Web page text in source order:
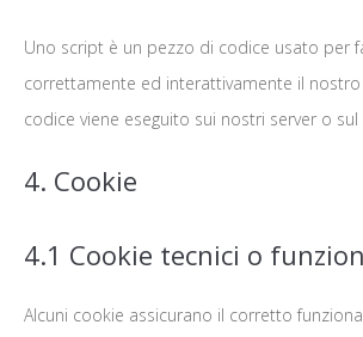
Uno script è un pezzo di codice usato per
correttamente ed interattivamente il
codice viene eseguito sui nostri server o
4. Cookie
4.1 Cookie tecnici o
Alcuni cookie assicurano il corretto